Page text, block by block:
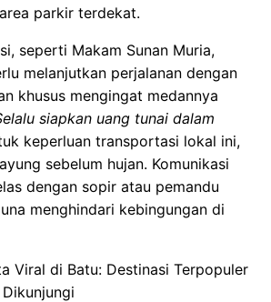
parkir terdekat.
seperti Makam Sunan Muria,
melanjutkan perjalanan dengan
khusus mengingat medannya
siapkan uang tunai dalam
keperluan transportasi lokal ini,
sebelum hujan. Komunikasi
dengan sopir atau pemandu
menghindari kebingungan di
Viral di Batu: Destinasi Terpopuler